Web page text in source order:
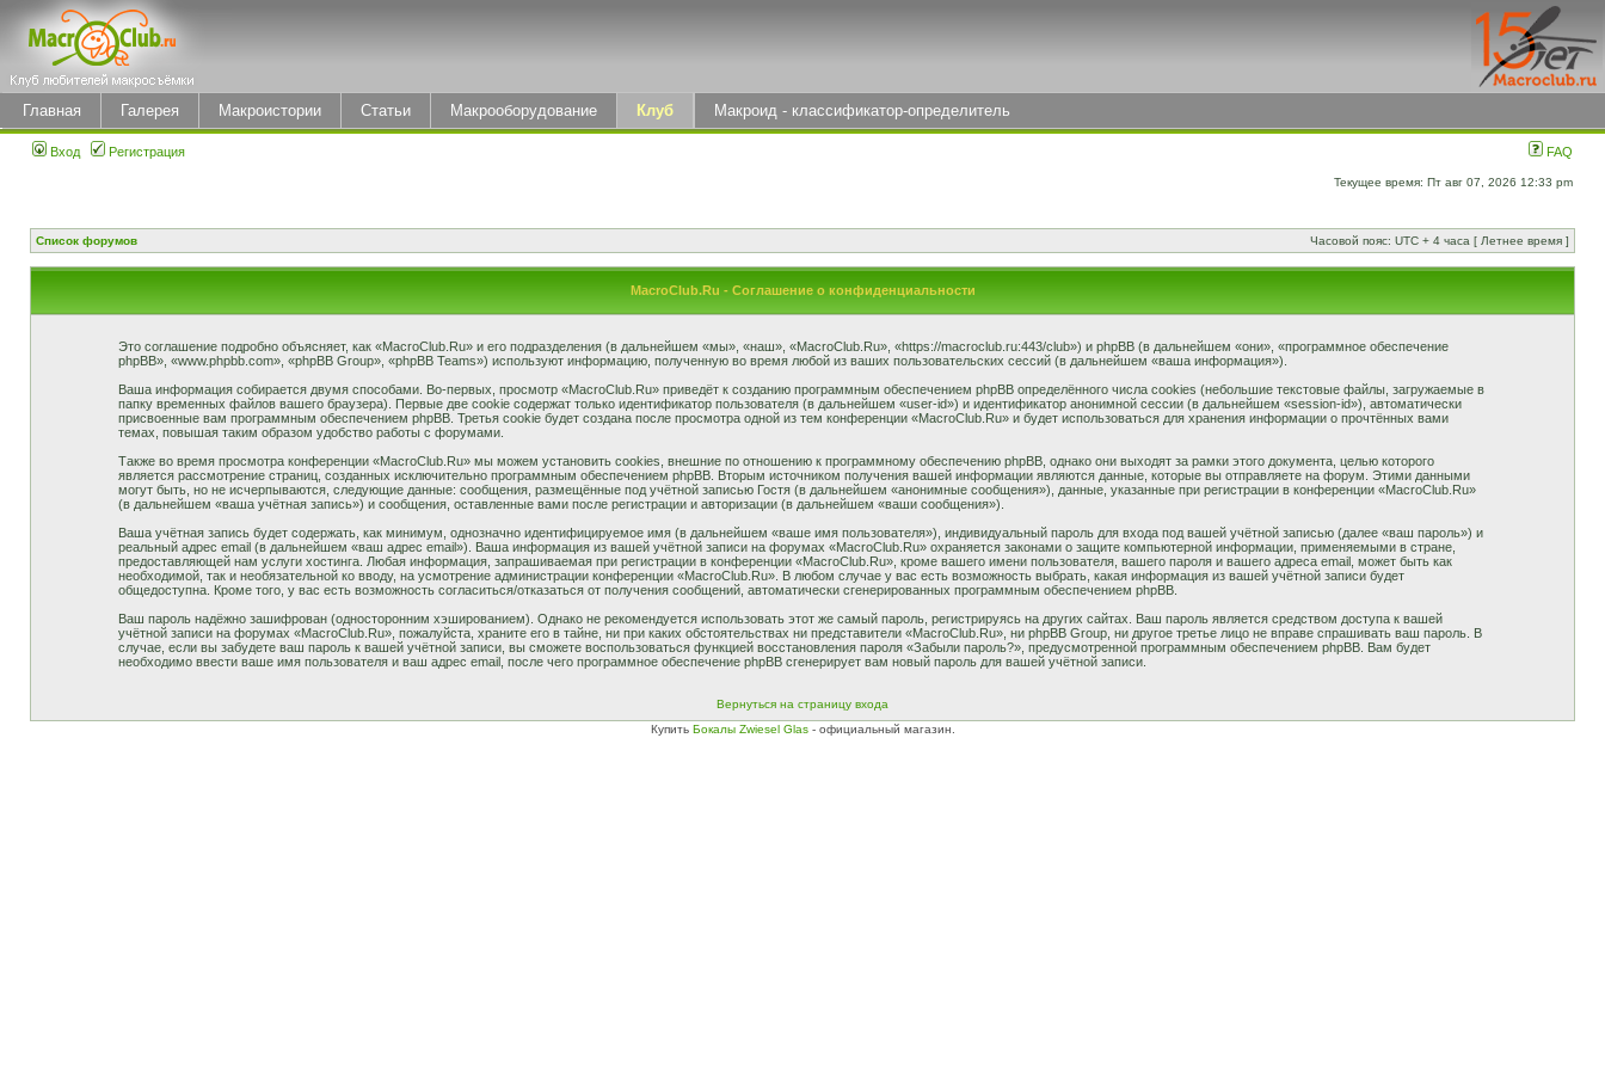
Главная Галерея Макроистории Статьи Макрооборудование Клуб Макроид - классификатор-определитель
Вход Регистрация FAQ
Текущее время: Пт авг 07, 2026 12:33 pm
Список форумов Часовой пояс: UTC + 4 часа [ Летнее время ]
MacroClub.Ru - Соглашение о конфиденциальности
Это соглашение подробно объясняет, как «MacroClub.Ru» и его подразделения (в дальнейшем «мы», «наш», «MacroClub.Ru», «https://macroclub.ru:443/club») и phpBB (в дальнейшем «они», «программное обеспечение
phpBB», «www.phpbb.com», «phpBB Group», «phpBB Teams») используют информацию, полученную во время любой из ваших пользовательских сессий (в дальнейшем «ваша информация»).
Ваша информация собирается двумя способами. Во-первых, просмотр «MacroClub.Ru» приведёт к созданию программным обеспечением phpBB определённого числа cookies (небольшие текстовые файлы, загружаемые в
папку временных файлов вашего браузера). Первые две cookie содержат только идентификатор пользователя (в дальнейшем «user-id») и идентификатор анонимной сессии (в дальнейшем «session-id»), автоматически
присвоенные вам программным обеспечением phpBB. Третья cookie будет создана после просмотра одной из тем конференции «MacroClub.Ru» и будет использоваться для хранения информации о прочтённых вами
темах, повышая таким образом удобство работы с форумами.
Также во время просмотра конференции «MacroClub.Ru» мы можем установить cookies, внешние по отношению к программному обеспечению phpBB, однако они выходят за рамки этого документа, целью которого
является рассмотрение страниц, созданных исключительно программным обеспечением phpBB. Вторым источником получения вашей информации являются данные, которые вы отправляете на форум. Этими данными
могут быть, но не исчерпываются, следующие данные: сообщения, размещённые под учётной записью Гостя (в дальнейшем «анонимные сообщения»), данные, указанные при регистрации в конференции «MacroClub.Ru»
(в дальнейшем «ваша учётная запись») и сообщения, оставленные вами после регистрации и авторизации (в дальнейшем «ваши сообщения»).
Ваша учётная запись будет содержать, как минимум, однозначно идентифицируемое имя (в дальнейшем «ваше имя пользователя»), индивидуальный пароль для входа под вашей учётной записью (далее «ваш пароль») и
реальный адрес email (в дальнейшем «ваш адрес email»). Ваша информация из вашей учётной записи на форумах «MacroClub.Ru» охраняется законами о защите компьютерной информации, применяемыми в стране,
предоставляющей нам услуги хостинга. Любая информация, запрашиваемая при регистрации в конференции «MacroClub.Ru», кроме вашего имени пользователя, вашего пароля и вашего адреса email, может быть как
необходимой, так и необязательной ко вводу, на усмотрение администрации конференции «MacroClub.Ru». В любом случае у вас есть возможность выбрать, какая информация из вашей учётной записи будет
общедоступна. Кроме того, у вас есть возможность согласиться/отказаться от получения сообщений, автоматически сгенерированных программным обеспечением phpBB.
Ваш пароль надёжно зашифрован (односторонним хэшированием). Однако не рекомендуется использовать этот же самый пароль, регистрируясь на других сайтах. Ваш пароль является средством доступа к вашей
учётной записи на форумах «MacroClub.Ru», пожалуйста, храните его в тайне, ни при каких обстоятельствах ни представители «MacroClub.Ru», ни phpBB Group, ни другое третье лицо не вправе спрашивать ваш пароль. В
случае, если вы забудете ваш пароль к вашей учётной записи, вы сможете воспользоваться функцией восстановления пароля «Забыли пароль?», предусмотренной программным обеспечением phpBB. Вам будет
необходимо ввести ваше имя пользователя и ваш адрес email, после чего программное обеспечение phpBB сгенерирует вам новый пароль для вашей учётной записи.
Вернуться на страницу входа
Купить Бокалы Zwiesel Glas - официальный магазин.